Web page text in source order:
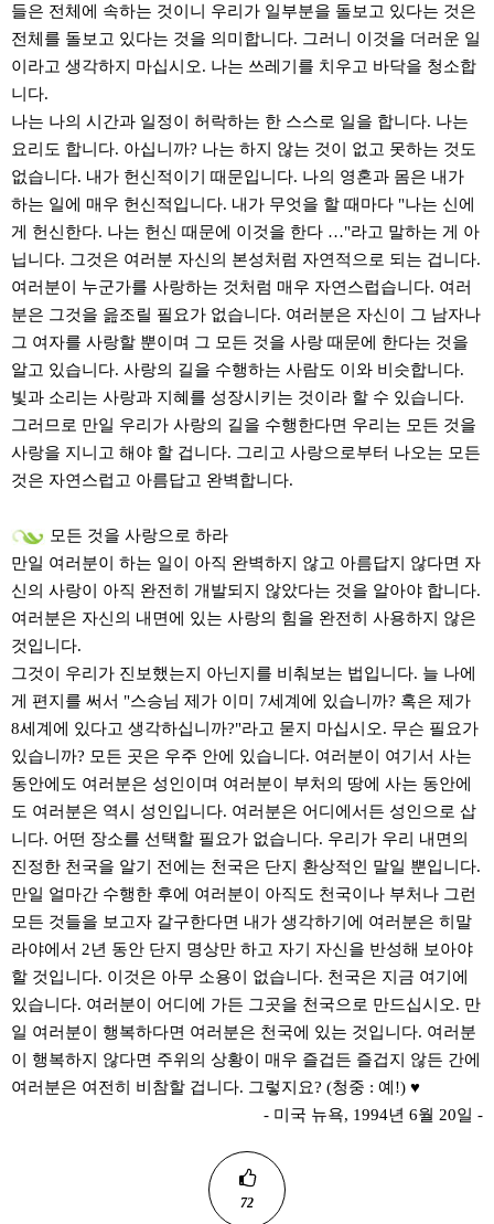
들은 전체에 속하는 것이니 우리가 일부분을 돌보고 있다는 것은
전체를 돌보고 있다는 것을 의미합니다. 그러니 이것을 더러운 일
이라고 생각하지 마십시오. 나는 쓰레기를 치우고 바닥을 청소합
니다.
나는 나의 시간과 일정이 허락하는 한 스스로 일을 합니다. 나는
요리도 합니다. 아십니까? 나는 하지 않는 것이 없고 못하는 것도
없습니다. 내가 헌신적이기 때문입니다. 나의 영혼과 몸은 내가
하는 일에 매우 헌신적입니다. 내가 무엇을 할 때마다 "나는 신에
게 헌신한다. 나는 헌신 때문에 이것을 한다 …"라고 말하는 게 아
닙니다. 그것은 여러분 자신의 본성처럼 자연적으로 되는 겁니다.
여러분이 누군가를 사랑하는 것처럼 매우 자연스럽습니다. 여러
분은 그것을 읊조릴 필요가 없습니다. 여러분은 자신이 그 남자나
그 여자를 사랑할 뿐이며 그 모든 것을 사랑 때문에 한다는 것을
알고 있습니다. 사랑의 길을 수행하는 사람도 이와 비슷합니다.
빛과 소리는 사랑과 지혜를 성장시키는 것이라 할 수 있습니다.
그러므로 만일 우리가 사랑의 길을 수행한다면 우리는 모든 것을
사랑을 지니고 해야 할 겁니다. 그리고 사랑으로부터 나오는 모든
것은 자연스럽고 아름답고 완벽합니다.
모든 것을 사랑으로 하라
만일 여러분이 하는 일이 아직 완벽하지 않고 아름답지 않다면 자
신의 사랑이 아직 완전히 개발되지 않았다는 것을 알아야 합니다.
여러분은 자신의 내면에 있는 사랑의 힘을 완전히 사용하지 않은
것입니다.
그것이 우리가 진보했는지 아닌지를 비춰보는 법입니다. 늘 나에
게 편지를 써서 "스승님 제가 이미 7세계에 있습니까? 혹은 제가
8세계에 있다고 생각하십니까?"라고 묻지 마십시오. 무슨 필요가
있습니까? 모든 곳은 우주 안에 있습니다. 여러분이 여기서 사는
동안에도 여러분은 성인이며 여러분이 부처의 땅에 사는 동안에
도 여러분은 역시 성인입니다. 여러분은 어디에서든 성인으로 삽
니다. 어떤 장소를 선택할 필요가 없습니다. 우리가 우리 내면의
진정한 천국을 알기 전에는 천국은 단지 환상적인 말일 뿐입니다.
만일 얼마간 수행한 후에 여러분이 아직도 천국이나 부처나 그런
모든 것들을 보고자 갈구한다면 내가 생각하기에 여러분은 히말
라야에서 2년 동안 단지 명상만 하고 자기 자신을 반성해 보아야
할 것입니다. 이것은 아무 소용이 없습니다. 천국은 지금 여기에
있습니다. 여러분이 어디에 가든 그곳을 천국으로 만드십시오. 만
일 여러분이 행복하다면 여러분은 천국에 있는 것입니다. 여러분
이 행복하지 않다면 주위의 상황이 매우 즐겁든 즐겁지 않든 간에
여러분은 여전히 비참할 겁니다. 그렇지요? (청중 : 예!) ♥
- 미국 뉴욕, 1994년 6월 20일 -
72